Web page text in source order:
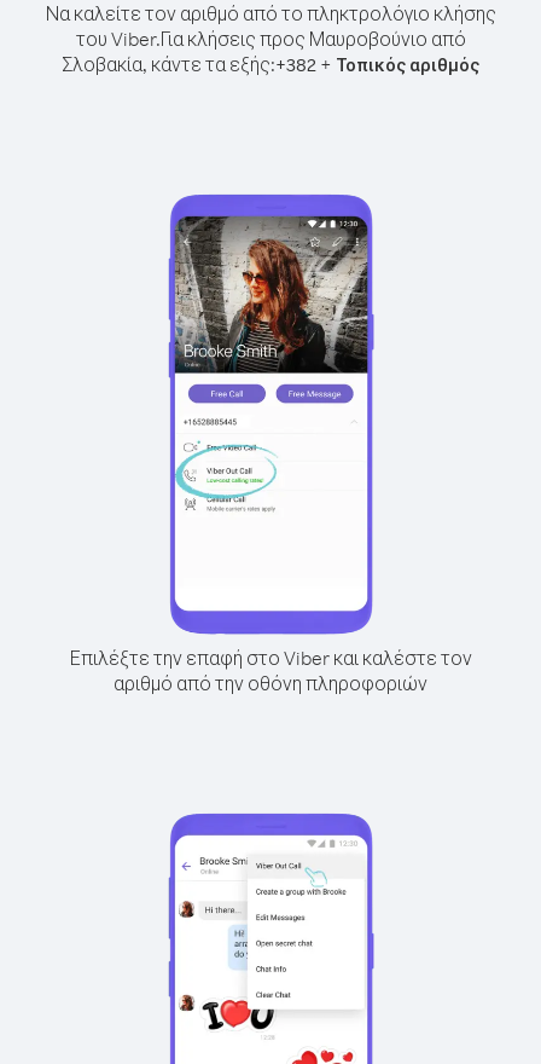
Να καλείτε τον αριθμό από το πληκτρολόγιο κλήσης
του Viber.Για κλήσεις προς Μαυροβούνιο από
Σλοβακία, κάντε τα εξής:+382 + Τοπικός αριθμός
Επιλέξτε την επαφή στο Viber και καλέστε τον
αριθμό από την οθόνη πληροφοριών